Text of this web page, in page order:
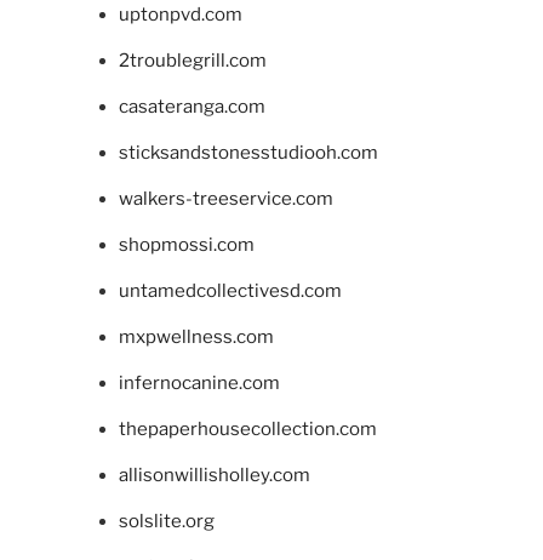
uptonpvd.com
2troublegrill.com
casateranga.com
sticksandstonesstudiooh.com
walkers-treeservice.com
shopmossi.com
untamedcollectivesd.com
mxpwellness.com
infernocanine.com
thepaperhousecollection.com
allisonwillisholley.com
solslite.org